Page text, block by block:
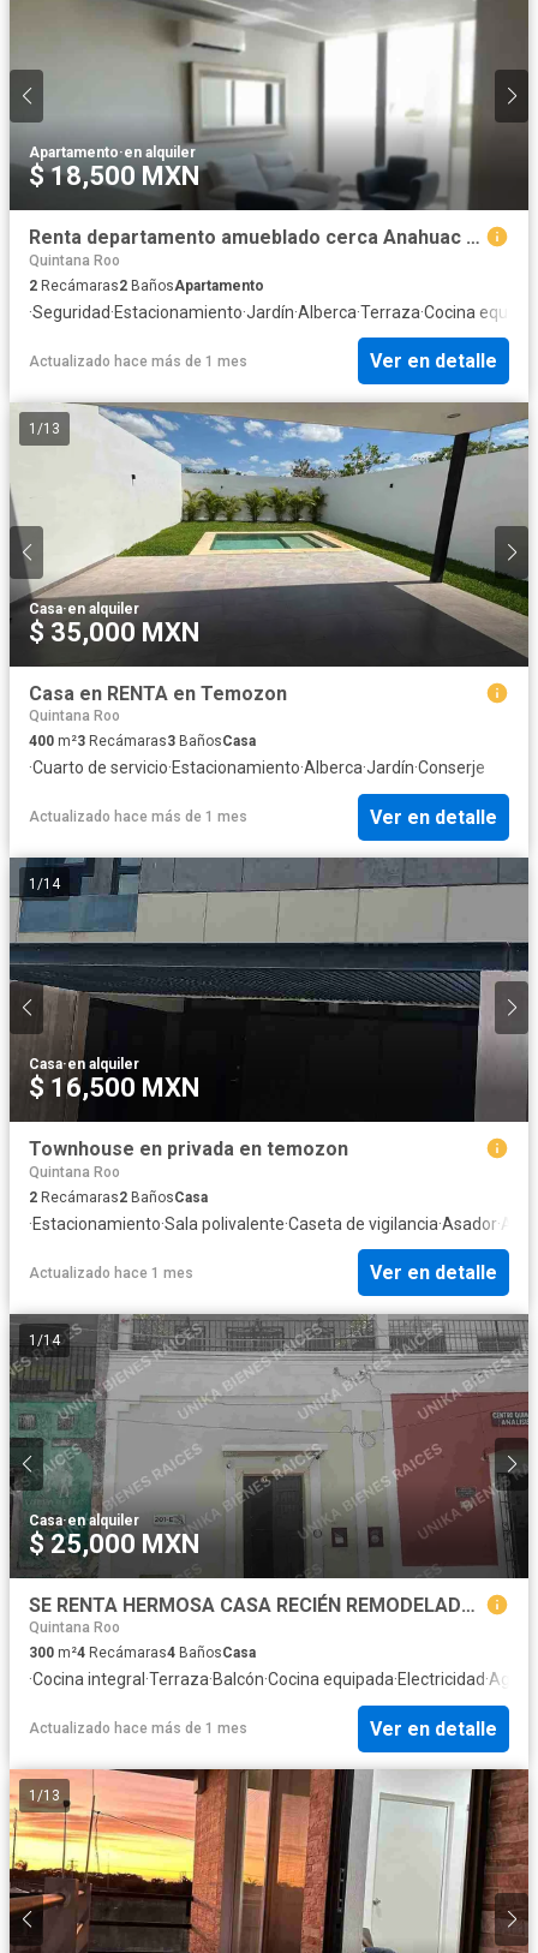
Apartamento·en alquiler
$ 18,500 MXN
Renta departamento amueblado cerca Anahuac y marista
Quintana Roo
2 Recámaras2 BañosApartamento
·Seguridad·Estacionamiento·Jardín·Alberca·Terraza·Cocina
Actualizado hace más de 1 mes Ver en detalle
1 /13
Casa·en alquiler
$ 35,000 MXN
Casa en RENTA en Temozon
Quintana Roo
400 m²3 Recámaras3 BañosCasa
·Cuarto de servicio·Estacionamiento·Alberca·Jardín·Conserje
Actualizado hace más de 1 mes Ver en detalle
1 /14
Casa·en alquiler
$ 16,500 MXN
Townhouse en privada en temozon
Quintana Roo
2 Recámaras2 BañosCasa
·Estacionamiento·Sala polivalente·Caseta de vigilancia·Asador·
Actualizado hace 1 mes Ver en detalle
1 /14
Casa·en alquiler
$ 25,000 MXN
SE RENTA HERMOSA CASA RECIÉN REMODELADA PARA VIVIENDA O NEGOCIO, TOTALMENTE ACONDICIONADA, MUY ILUMINADA
Quintana Roo
300 m²4 Recámaras4 BañosCasa
·Cocina integral ·Terraza·Balcón·Cocina equipada·Electricidad·Agua
Actualizado hace más de 1 mes Ver en detalle
1 /13